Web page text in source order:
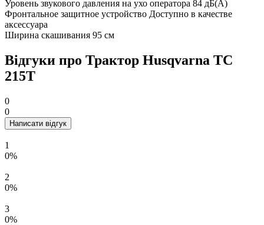
Уровень звукового давления на ухо оператора 84 дБ(А)
Фронтальное защитное устройство Доступно в качестве
аксессуара
Ширина скашивания 95 см
Відгуки про Трактор Husqvarna TС
215T
0
0
Написати відгук
1
0%
2
0%
3
0%